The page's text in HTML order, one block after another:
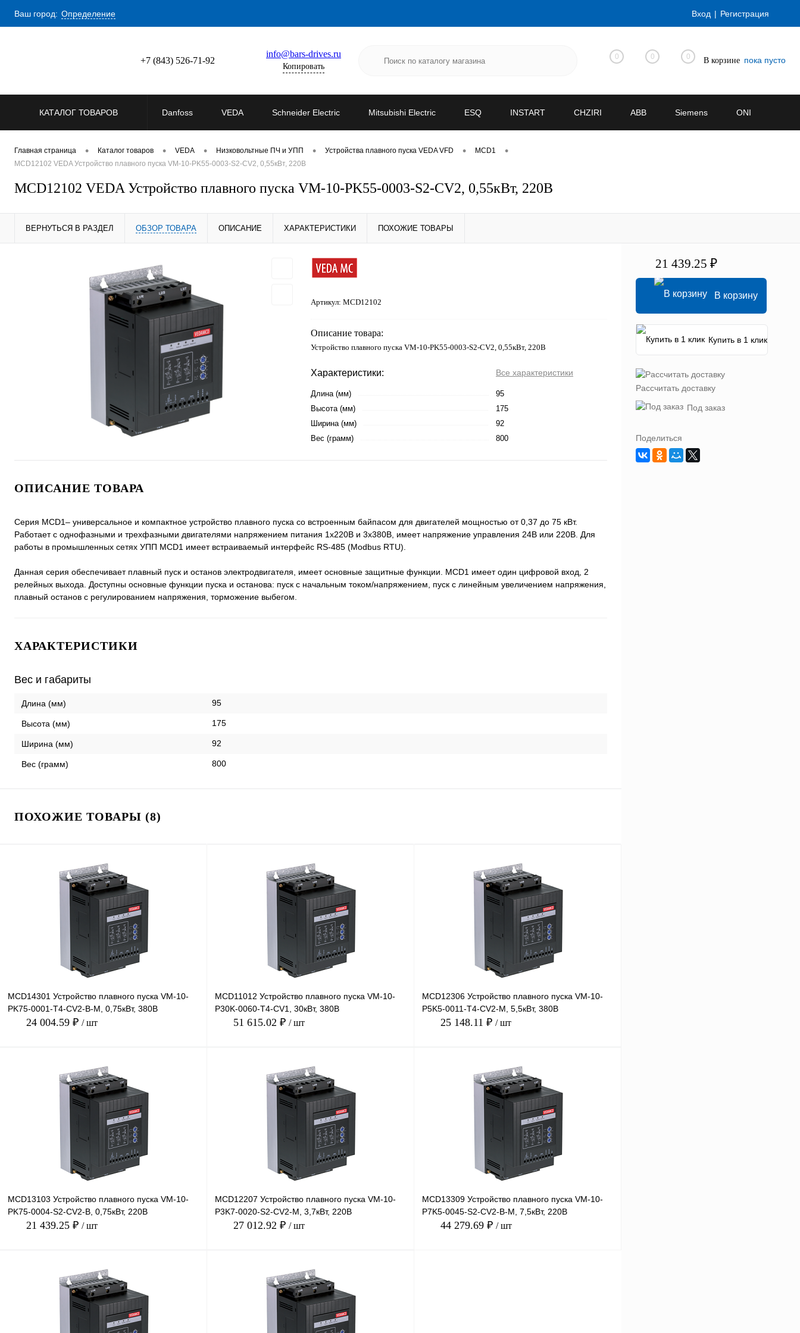
Ваш город: Определение Вход Регистрация
+7 (843) 526-71-92
info@bars-drives.ru
Копировать
0 0 0 В корзине пока пусто
КАТАЛОГ ТОВАРОВ Danfoss VEDA Schneider Electric Mitsubishi Electric ESQ INSTART CHZIRI ABB Siemens ONI
Главная страница • Каталог товаров • VEDA • Низковольтные ПЧ и УПП • Устройства плавного пуска VEDA VFD • MCD1 •
MCD12102 VEDA Устройство плавного пуска VM-10-PK55-0003-S2-CV2, 0,55кВт, 220В
MCD12102 VEDA Устройство плавного пуска VM-10-PK55-0003-S2-CV2, 0,55кВт, 220В
ВЕРНУТЬСЯ В РАЗДЕЛ ОБЗОР ТОВАРА ОПИСАНИЕ ХАРАКТЕРИСТИКИ ПОХОЖИЕ ТОВАРЫ
Артикул: MCD12102
Описание товара:
Устройство плавного пуска VM-10-PK55-0003-S2-CV2, 0,55кВт, 220В
Характеристики: Все характеристики
Длина (мм)
95
Высота (мм)
175
Ширина (мм)
92
Вес (грамм)
800
ОПИСАНИЕ ТОВАРА
Серия MCD1– универсальное и компактное устройство плавного пуска со встроенным байпасом для двигателей мощностью от 0,37 до 75 кВт.
Работает с однофазными и трехфазными двигателями напряжением питания 1х220В и 3х380В, имеет напряжение управления 24В или 220В. Для
работы в промышленных сетях УПП MCD1 имеет встраиваемый интерфейс RS-485 (Modbus RTU).
Данная серия обеспечивает плавный пуск и останов электродвигателя, имеет основные защитные функции. MCD1 имеет один цифровой вход, 2
релейных выхода. Доступны основные функции пуска и останова: пуск с начальным током/напряжением, пуск с линейным увеличением напряжения,
плавный останов с регулированием напряжения, торможение выбегом.
ХАРАКТЕРИСТИКИ
Вес и габариты
Длина (мм) 95
Высота (мм) 175
Ширина (мм) 92
Вес (грамм) 800
ПОХОЖИЕ ТОВАРЫ (8)
MCD14301 Устройство плавного пуска VM-10-
PK75-0001-T4-CV2-B-M, 0,75кВт, 380В
24 004.59 ₽ / шт
Сравнение
Под заказ
MCD11012 Устройство плавного пуска VM-10-
P30K-0060-T4-CV1, 30кВт, 380В
51 615.02 ₽ / шт
Сравнение
Под заказ
MCD12306 Устройство плавного пуска VM-10-
P5K5-0011-T4-CV2-M, 5,5кВт, 380В
25 148.11 ₽ / шт
Сравнение
Под заказ
MCD13103 Устройство плавного пуска VM-10-
PK75-0004-S2-CV2-B, 0,75кВт, 220В
21 439.25 ₽ / шт
Сравнение
Под заказ
MCD12207 Устройство плавного пуска VM-10-
P3K7-0020-S2-CV2-M, 3,7кВт, 220В
27 012.92 ₽ / шт
Сравнение
Под заказ
MCD13309 Устройство плавного пуска VM-10-
P7K5-0045-S2-CV2-B-M, 7,5кВт, 220В
44 279.69 ₽ / шт
21 439.25 ₽
В корзину
Купить в 1 клик
Рассчитать доставку
Под заказ
Поделиться